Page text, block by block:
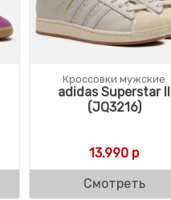
Кроссовки мужские
adidas Superstar II
(JQ3216)
13.990 р
Смотреть